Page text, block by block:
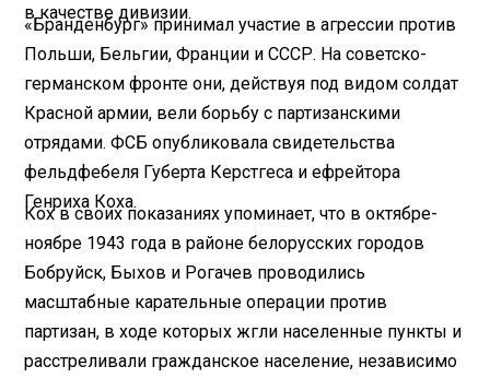
в качестве дивизии.
«Бранденбург» принимал участие в агрессии против
Польши, Бельгии, Франции и СССР. На советско-
германском фронте они, действуя под видом солдат
Красной армии, вели борьбу с партизанскими
отрядами. ФСБ опубликовала свидетельства
фельдфебеля Губерта Керстгеса и ефрейтора
Генриха Коха.
Кох в своих показаниях упоминает, что в октябре-
ноябре 1943 года в районе белорусских городов
Бобруйск, Быхов и Рогачев проводились
масштабные карательные операции против
партизан, в ходе которых жгли населенные пункты и
расстреливали гражданское население, независимо